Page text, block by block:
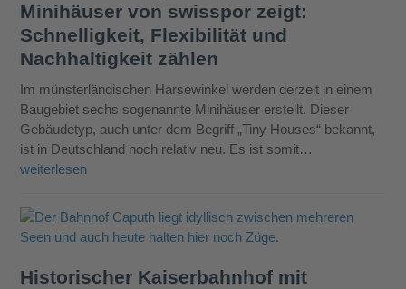
Minihäuser von swisspor zeigt:
Schnelligkeit, Flexibilität und
Nachhaltigkeit zählen
Im münsterländischen Harsewinkel werden derzeit in einem
Baugebiet sechs sogenannte Minihäuser erstellt. Dieser
Gebäudetyp, auch unter dem Begriff „Tiny Houses“ bekannt,
ist in Deutschland noch relativ neu. Es ist somit…
weiterlesen
Historischer Kaiserbahnhof mit